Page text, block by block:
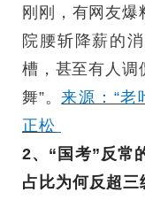
刚刚，有网友爆
院腰斩降薪的
槽，甚至有人调
舞”。来源：“老
正松
2、“国考”反常
占比为何反超三